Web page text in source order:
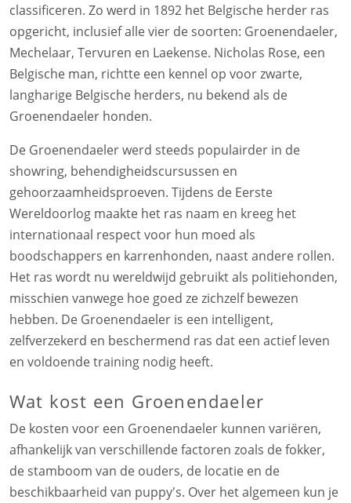
classificeren. Zo werd in 1892 het Belgische herder ras
opgericht, inclusief alle vier de soorten: Groenendaeler,
Mechelaar, Tervuren en Laekense. Nicholas Rose, een
Belgische man, richtte een kennel op voor zwarte,
langharige Belgische herders, nu bekend als de
Groenendaeler honden.
De Groenendaeler werd steeds populairder in de
showring, behendigheidscursussen en
gehoorzaamheidsproeven. Tijdens de Eerste
Wereldoorlog maakte het ras naam en kreeg het
internationaal respect voor hun moed als
boodschappers en karrenhonden, naast andere rollen.
Het ras wordt nu wereldwijd gebruikt als politiehonden,
misschien vanwege hoe goed ze zichzelf bewezen
hebben. De Groenendaeler is een intelligent,
zelfverzekerd en beschermend ras dat een actief leven
en voldoende training nodig heeft.
Wat kost een Groenendaeler
De kosten voor een Groenendaeler kunnen variëren,
afhankelijk van verschillende factoren zoals de fokker,
de stamboom van de ouders, de locatie en de
beschikbaarheid van puppy's. Over het algemeen kun je